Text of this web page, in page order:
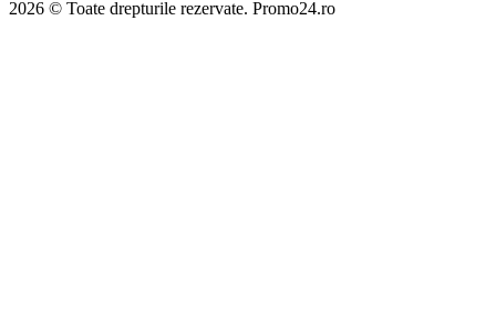
2026 © Toate drepturile rezervate. Promo24.ro